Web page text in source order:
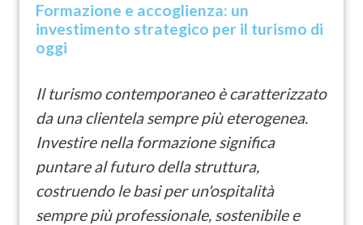
Formazione e accoglienza: un
investimento strategico per il turismo di
oggi
Il turismo contemporaneo è caratterizzato
da una clientela sempre più eterogenea.
Investire nella formazione significa
puntare al futuro della struttura,
costruendo le basi per un'ospitalità
sempre più professionale, sostenibile e